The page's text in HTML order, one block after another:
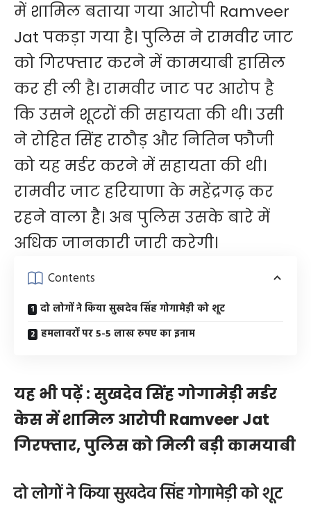
में शामिल बताया गया आरोपी Ramveer
Jat पकड़ा गया है। पुलिस ने रामवीर जाट
को गिरफ्तार करने में कामयाबी हासिल
कर ही ली है। रामवीर जाट पर आरोप है
कि उसने शूटरों की सहायता की थी। उसी
ने रोहित सिंह राठौड़ और नितिन फौजी
को यह मर्डर करने में सहायता की थी।
रामवीर जाट हरियाणा के महेंद्रगढ़ कर
रहने वाला है। अब पुलिस उसके बारे में
अधिक जानकारी जारी करेगी।
Contents
दो लोगों ने किया सुखदेव सिंह गोगामेड़ी को शूट
हमलावरों पर 5-5 लाख रुपए का इनाम
यह भी पढ़ें :सुखदेव सिंह गोगामेड़ी मर्डर
केस में शामिल आरोपी Ramveer Jat
गिरफ्तार, पुलिस को मिली बड़ी कामयाबी
दो लोगों ने किया सुखदेव सिंह गोगामेड़ी को शूट